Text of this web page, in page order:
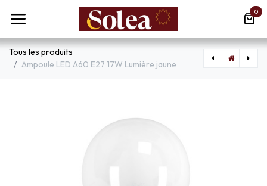
Se rendre au contenu
0
Tous les produits
Ampoule LED A60 E27 17W Lumière jaune